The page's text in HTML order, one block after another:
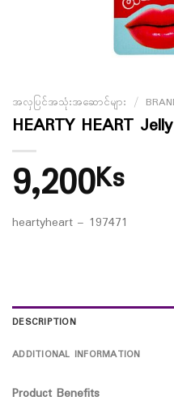
အလှပြင်အသုံးအဆောင်များ /
HEARTY HEART
9,200Ks
heartyheart – 197471
DESCRIPTION
ADDITIONAL INFORMATION
Product Benefits